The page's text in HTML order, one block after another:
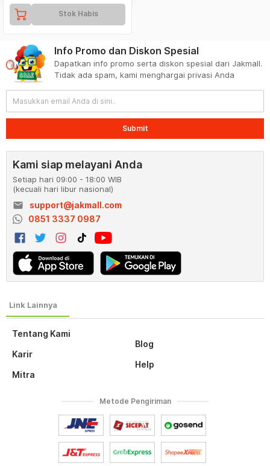
Stok Habis
Tentang Kami
Karir
Mitra
Blog
Help
Info Promo dan Diskon Spesial
Dapatkan info promo serta diskon spesial dari Jakmall.
Tidak ada spam, kami menghargai privasi Anda
Submit
Kami siap melayani Anda
Setiap hari 09:00 - 18:00 WIB
(kecuali hari libur nasional)
email
support@jakmall.com
0851 3337 0987
Metode Pengiriman